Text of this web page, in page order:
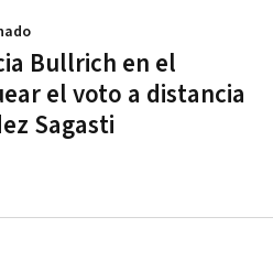
Bullrich en el
el voto a distancia
Sagasti